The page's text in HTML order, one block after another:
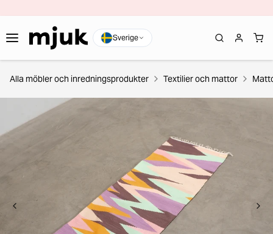
Sverige
Alla möbler och inredningsprodukter Textilier och mattor